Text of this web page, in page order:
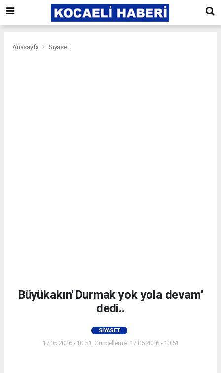
Anasayfa Siyaset
Büyükakın''Durmak yok yola devam''
dedi..
SIYASET
17.05.2026 - 10:51, Güncelleme: 17.05.2026 - 10:51